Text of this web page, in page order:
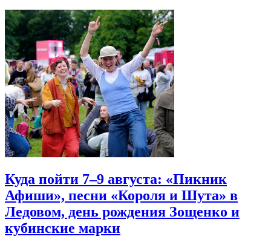
Куда пойти 7–9 августа: «Пикник
Афиши», песни «Короля и Шута» в
Ледовом, день рождения Зощенко и
кубинские марки